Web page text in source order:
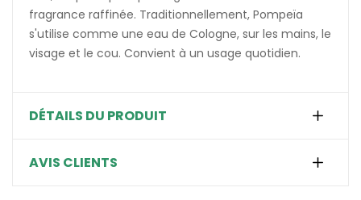
fragrance raffinée. Traditionnellement, Pompeïa
s'utilise comme une eau de Cologne, sur les mains, le
visage et le cou. Convient à un usage quotidien.
DÉTAILS DU PRODUIT
AVIS CLIENTS